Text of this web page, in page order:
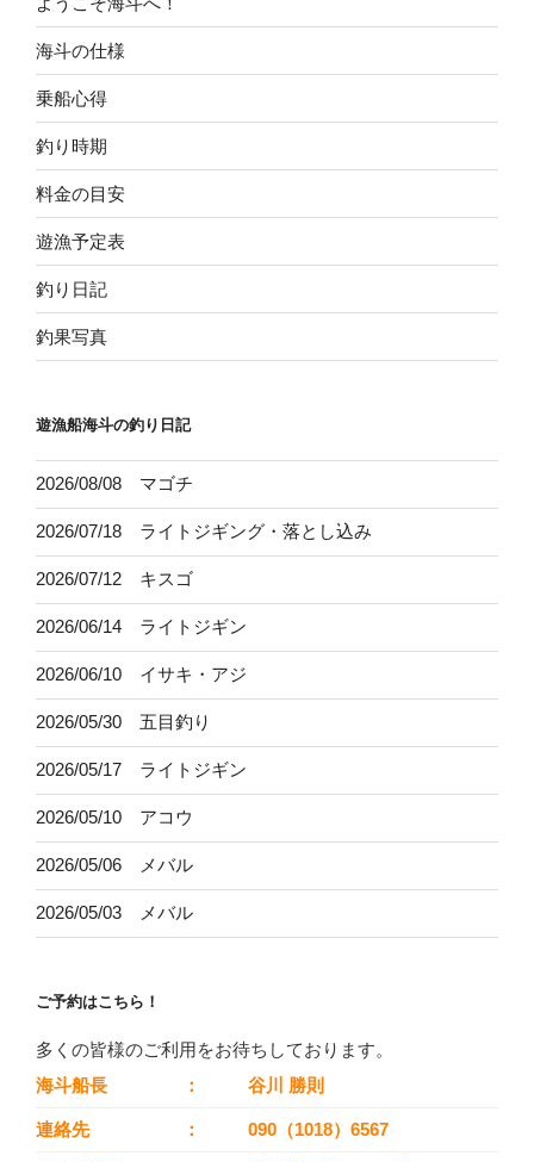
海斗の仕様
乗船心得
釣り時期
料金の目安
遊漁予定表
釣り日記
釣果写真
遊漁船海斗の釣り日記
2026/08/08 マゴチ
2026/07/18 ライトジギング・落とし込み
2026/07/12 キスゴ
2026/06/14 ライトジギン
2026/06/10 イサキ・アジ
2026/05/30 五目釣り
2026/05/17 ライトジギン
2026/05/10 アコウ
2026/05/06 メバル
2026/05/03 メバル
ご予約はこちら！
多くの皆様のご利用をお待ちしております。
海斗船長
： 谷川 勝則
連絡先 ： 090（1018）6567